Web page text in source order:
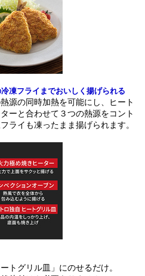
凍フライまでおいしく揚げられる
源の同時加熱を可能にし、ヒート
ーと合わせて３つの熱源をコント
ライも凍ったまま揚げられます。
トグリル皿」にのせるだけ。